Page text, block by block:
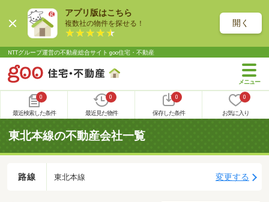
アプリ版はこちら
複数社の物件を探せる！ 開く
NTTグループ運営の不動産総合サイト goo住宅・不動産
0
最近検索した条件
0
最近見た物件
0
保存した条件
0
お気に入り
東北本線の不動産会社一覧
路線 東北本線 変更する